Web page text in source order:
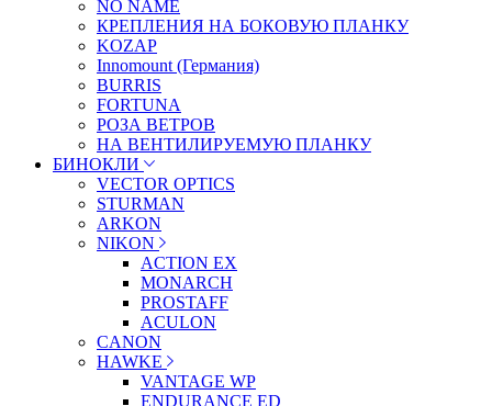
NO NAME
КРЕПЛЕНИЯ НА БОКОВУЮ ПЛАНКУ
KOZAP
Innomount (Германия)
BURRIS
FORTUNA
РОЗА ВЕТРОВ
НА ВЕНТИЛИРУЕМУЮ ПЛАНКУ
БИНОКЛИ
VECTOR OPTICS
STURMAN
ARKON
NIKON
ACTION EX
MONARCH
PROSTAFF
ACULON
CANON
HAWKE
VANTAGE WP
ENDURANCE ED